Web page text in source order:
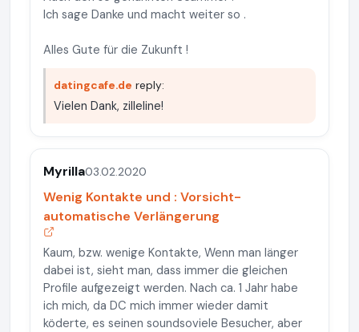
Ich sage Danke und macht weiter so .
Alles Gute für die Zukunft !
datingcafe.de reply:
Vielen Dank, zilleline!
Myrilla03.02.2020
Wenig Kontakte und : Vorsicht-
automatische Verlängerung
Kaum, bzw. wenige Kontakte, Wenn man länger
dabei ist, sieht man, dass immer die gleichen
Profile aufgezeigt werden. Nach ca. 1 Jahr habe
ich mich, da DC mich immer wieder damit
köderte, es seinen soundsoviele Besucher, aber